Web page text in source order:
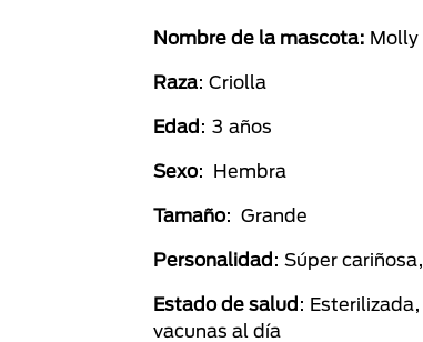
Nombre de la mascota: Molly
Raza: Criolla
Edad: 3 años
Sexo: Hembra
Tamaño: Grande
Personalidad: Súper
Estado de salud:
vacunas al día